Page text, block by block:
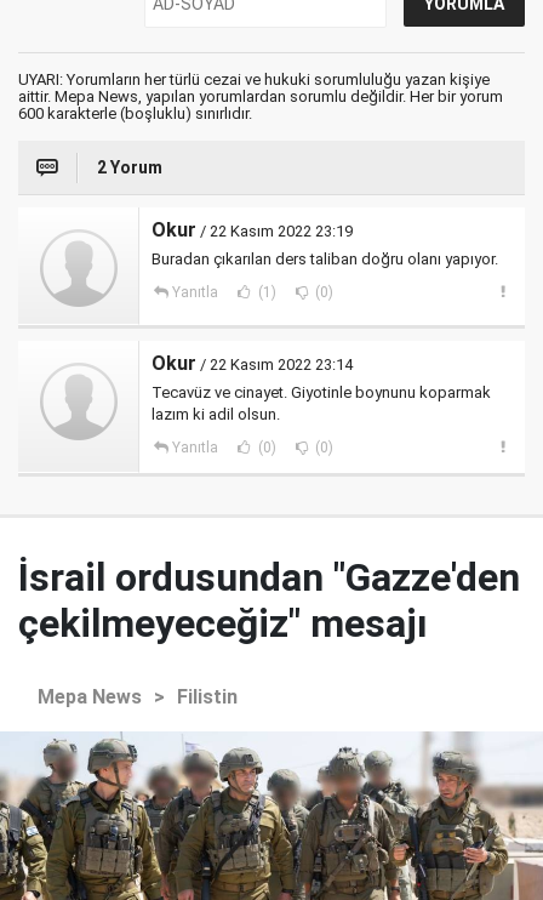
UYARI: Yorumların her türlü cezai ve hukuki sorumluluğu yazan kişiye
aittir. Mepa News, yapılan yorumlardan sorumlu değildir. Her bir yorum
600 karakterle (boşluklu) sınırlıdır.
2 Yorum
Okur / 22 Kasım 2022 23:19
Buradan çıkarılan ders taliban doğru olanı yapıyor.
Yanıtla (1) (0)
Okur / 22 Kasım 2022 23:14
Tecavüz ve cinayet. Giyotinle boynunu koparmak
lazım ki adil olsun.
Yanıtla (0) (0)
İsrail ordusundan "Gazze'den
çekilmeyeceğiz" mesajı
Mepa News > Filistin